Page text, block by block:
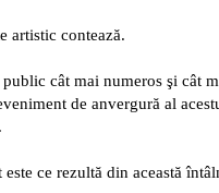
artistic contează.
cât mai numeros şi cât
de anvergură al
ce rezultă din această